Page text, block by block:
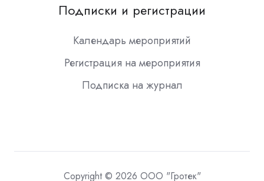
Подписки и регистрации
Календарь мероприятий
Регистрация на мероприятия
Подписка на журнал
Copyright © 2026 ООО "Гротек"